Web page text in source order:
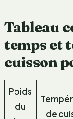
Tableau
temps et
cuisson
Poids
du
de